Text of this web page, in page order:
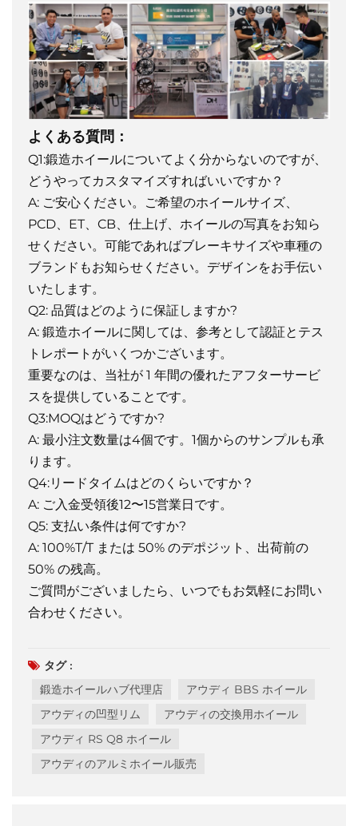
よくある質問：
Q1:鍛造ホイールについてよく分からないのですが、
どうやってカスタマイズすればいいですか？
A: ご安心ください。ご希望のホイールサイズ、
PCD、ET、CB、仕上げ、ホイールの写真をお知ら
せください。可能であればブレーキサイズや車種の
ブランドもお知らせください。デザインをお手伝い
いたします。
Q2: 品質はどのように保証しますか?
A: 鍛造ホイールに関しては、参考として認証とテス
トレポートがいくつかございます。
重要なのは、当社が 1 年間の優れたアフターサービ
スを提供していることです。
Q3:MOQはどうですか?
A: 最小注文数量は4個です。1個からのサンプルも承
ります。
Q4:リードタイムはどのくらいですか？
A: ご入金受領後12〜15営業日です。
Q5: 支払い条件は何ですか?
A: 100%T/T または 50% のデポジット、出荷前の
50% の残高。
ご質問がございましたら、いつでもお気軽にお問い
合わせください。
タグ :
鍛造ホイールハブ代理店
アウディ BBS ホイール
アウディの凹型リム
アウディの交換用ホイール
アウディ RS Q8 ホイール
アウディのアルミホイール販売